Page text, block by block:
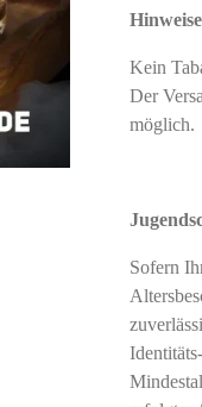
Kein
Der
möglich.
Sofern